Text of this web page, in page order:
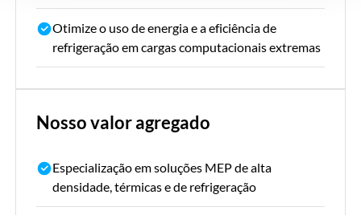
Otimize o uso de energia e a eficiência de
refrigeração em cargas computacionais extremas
Nosso valor agregado
Especialização em soluções MEP de alta
densidade, térmicas e de refrigeração